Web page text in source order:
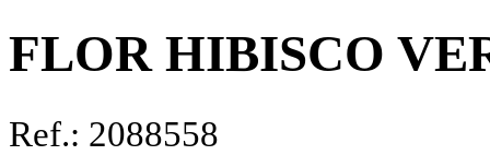
FLOR HIBISCO
Ref.: 2088558